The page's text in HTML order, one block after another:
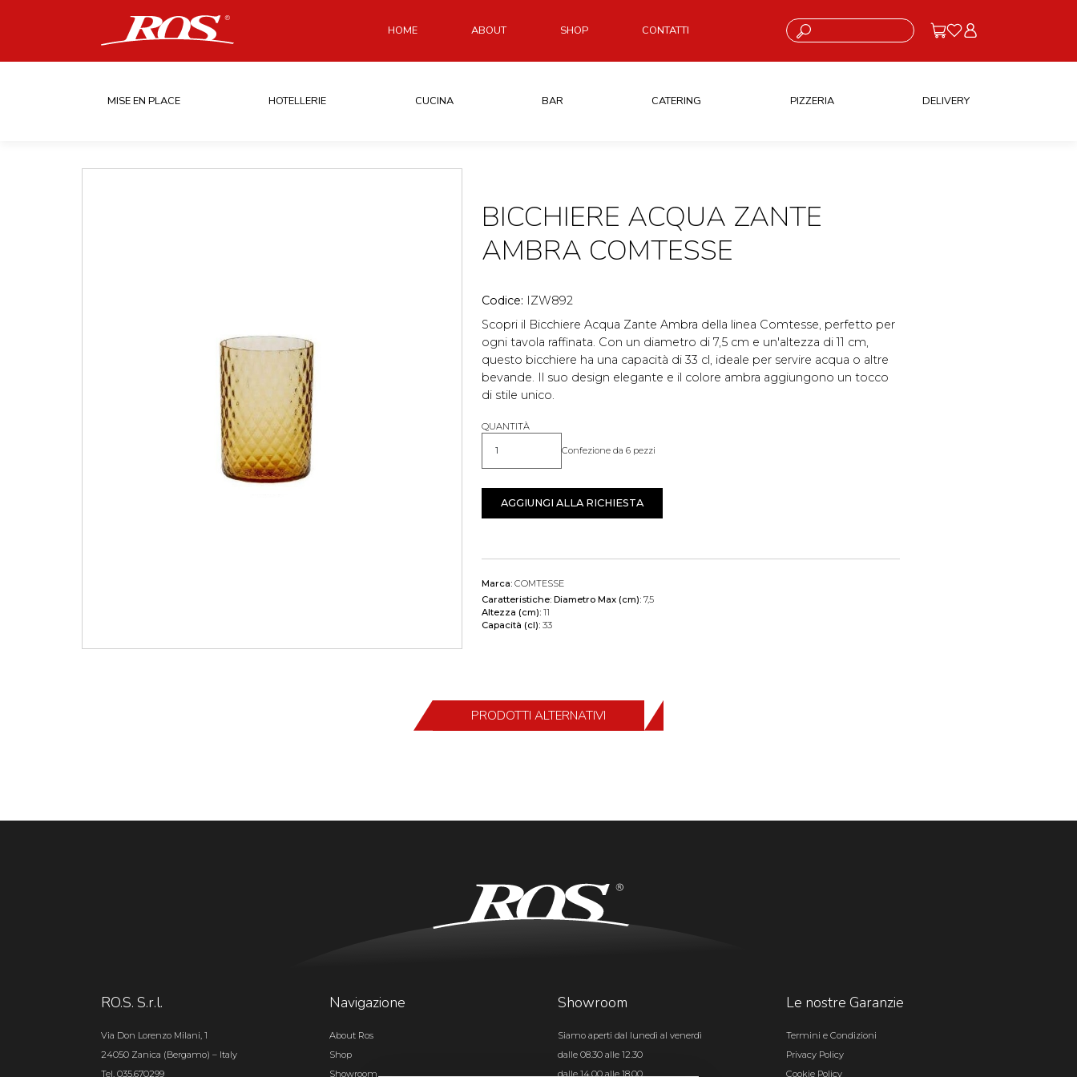
HOME ABOUT SHOP CONTATTI Cosa stai cercando?
MISE EN PLACE HOTELLERIE CUCINA BAR CATERING PIZZERIA DELIVERY
BICCHIERE ACQUA ZANTE
AMBRA COMTESSE
Codice: IZW892
Scopri il Bicchiere Acqua Zante Ambra della linea Comtesse, perfetto per
ogni tavola raffinata. Con un diametro di 7,5 cm e un'altezza di 11 cm,
questo bicchiere ha una capacità di 33 cl, ideale per servire acqua o altre
bevande. Il suo design elegante e il colore ambra aggiungono un tocco
di stile unico.
QUANTITÀ
Quantità Confezione da 6 pezzi
AGGIUNGI ALLA RICHIESTA
Marca: COMTESSE
Caratteristiche: Diametro Max (cm): 7,5
Altezza (cm): 11
Capacità (cl): 33
PRODOTTI ALTERNATIVI
RO.S. S.r.l.
Via Don Lorenzo Milani, 1
24050 Zanica (Bergamo) – Italy
Tel. 035.670299
Navigazione
About Ros
Shop
Showroom
Showroom
Siamo aperti dal lunedì al venerdì
dalle 08.30 alle 12.30
dalle 14.00 alle 18.00
Le nostre Garanzie
Termini e Condizioni
Privacy Policy
Cookie Policy